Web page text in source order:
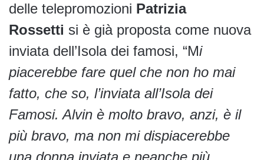
delle telepromozioni Patrizia
Rossetti si è già proposta come nuova
inviata dell’Isola dei famosi, “Mi
piacerebbe fare quel che non ho mai
fatto, che so, l’inviata all’Isola dei
Famosi. Alvin è molto bravo, anzi, è il
più bravo, ma non mi dispiacerebbe